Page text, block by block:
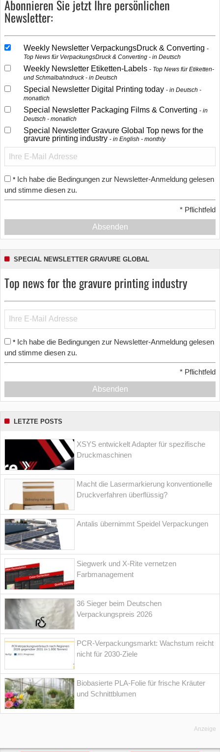
Abonnieren Sie jetzt Ihre persönlichen
Newsletter:
Weekly Newsletter VerpackungsDruck & Converting
Top News für VerpackungsDruck & Converting - in Deutsch
Weekly Newsletter Etiketten-Labels
Top News für Etiketten-
und Schmalbahndruck - in Deutsch
Special Newsletter Digital Printing today
in Deutsch -
monatlich
Special Newsletter Packaging Films & Converting
in
Deutsch - monatlich
Special Newsletter Gravure Global Top news for the
gravure printing industry
in English - monthly
* Ich habe die Bedingungen zur Newsletter-Anmeldung gelesen
und stimme diesen zu.
* Pflichtfeld
Absenden
SPECIAL NEWSLETTER GRAVURE GLOBAL
Top news for the gravure printing industry
* Ich habe die Bedingungen zur Newsletter-Anmeldung gelesen
und stimme diesen zu.
* Pflichtfeld
Absenden
LETZTE POSTS
XSYS entwickelt Adapter für spezifische
Druckmaschinen
Macht die Lasermarkierung konventionelle
Druckverfahren überflüssig?
Antalis übernimmt Speidel Verpackungen
Siegwerk und X-Rite vernetzen
Farbmanagement
36 Sieger beim Deutschen
Verpackungspreis 2026
PCR-Verpackungsmarkt: Wachstum reicht
nicht für 2030-Ziele
Biobasierte PLA-Folie für frische Kräuter
und Schnittblumen
Anzeige